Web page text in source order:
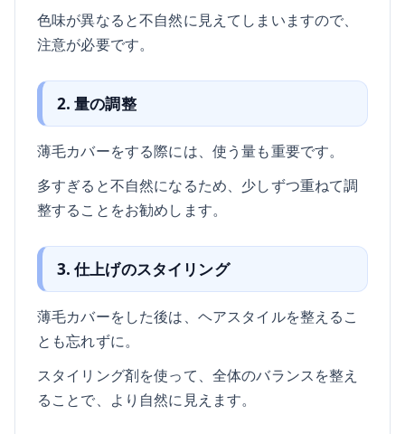
色味が異なると不自然に見えてしまいますので、
注意が必要です。
2. 量の調整
薄毛カバーをする際には、使う量も重要です。
多すぎると不自然になるため、少しずつ重ねて調
整することをお勧めします。
3. 仕上げのスタイリング
薄毛カバーをした後は、ヘアスタイルを整えるこ
とも忘れずに。
スタイリング剤を使って、全体のバランスを整え
ることで、より自然に見えます。